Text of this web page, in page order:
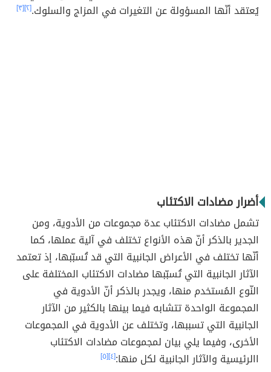
يُعتقد أنّها المسؤولة عن التغيرات في المزاج والسلوك.[٢] [٣]
أضرار مضادات الاكتئاب
تشمل مضادات الاكتئاب عدة مجموعات من الأدوية، ومن
الجدير بالذكر أنّ هذه الأنواع تختلف في آلية عملها، كما
أنّها تختلف في الأعراض الجانبية التي قد تُسبّبها، إذ تعتمد
الآثار الجانبية التي تُسبّبها مضادات الاكتئاب المختلفة على
النّوع المُستخدم منها، ويجدر بالذكر أنّ الأدوية في
المجموعة الواحدة تتشابه فيما بينها بالكثير من الآثار
الجانبية التي تسببها، وتختلف عن الأدوية في المجموعات
الأخرى، وفيما يلي بيان لمجموعات مضادات الاكتئاب
االرئيسية والآثار الجانبية لكل منها:[٤] [٥]